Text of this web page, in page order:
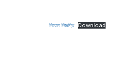
নিয়োগ বিজ্ঞপ্তি Download